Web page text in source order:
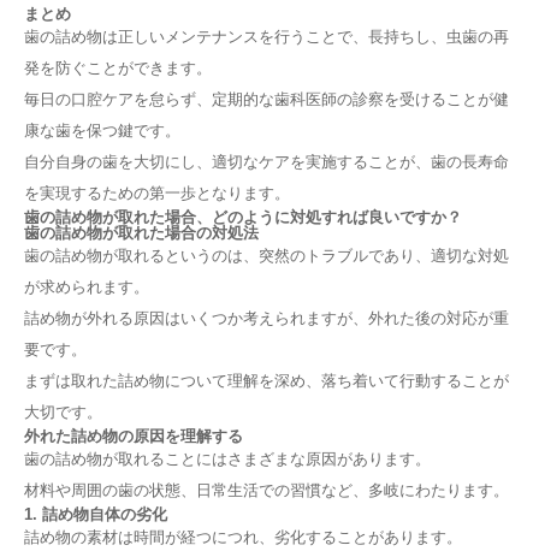
まとめ
歯の詰め物は正しいメンテナンスを行うことで、長持ちし、虫歯の再
発を防ぐことができます。
毎日の口腔ケアを怠らず、定期的な歯科医師の診察を受けることが健
康な歯を保つ鍵です。
自分自身の歯を大切にし、適切なケアを実施することが、歯の長寿命
を実現するための第一歩となります。
歯の詰め物が取れた場合、どのように対処すれば良いですか？
歯の詰め物が取れた場合の対処法
歯の詰め物が取れるというのは、突然のトラブルであり、適切な対処
が求められます。
詰め物が外れる原因はいくつか考えられますが、外れた後の対応が重
要です。
まずは取れた詰め物について理解を深め、落ち着いて行動することが
大切です。
外れた詰め物の原因を理解する
歯の詰め物が取れることにはさまざまな原因があります。
材料や周囲の歯の状態、日常生活での習慣など、多岐にわたります。
1. 詰め物自体の劣化
詰め物の素材は時間が経つにつれ、劣化することがあります。